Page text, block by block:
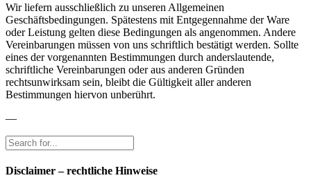
Wir liefern ausschließlich zu unseren Allgemeinen
Geschäftsbedingungen. Spätestens mit Entgegennahme der Ware
oder Leistung gelten diese Bedingungen als angenommen. Andere
Vereinbarungen müssen von uns schriftlich bestätigt werden. Sollte
eines der vorgenannten Bestimmungen durch anderslautende,
schriftliche Vereinbarungen oder aus anderen Gründen
rechtsunwirksam sein, bleibt die Gültigkeit aller anderen
Bestimmungen hiervon unberührt.
—
Disclaimer – rechtliche Hinweise